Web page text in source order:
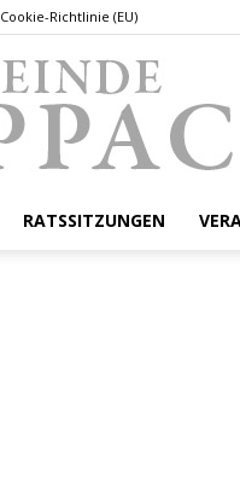
Cookie-Richtlinie (EU)
RATSSITZUNGEN